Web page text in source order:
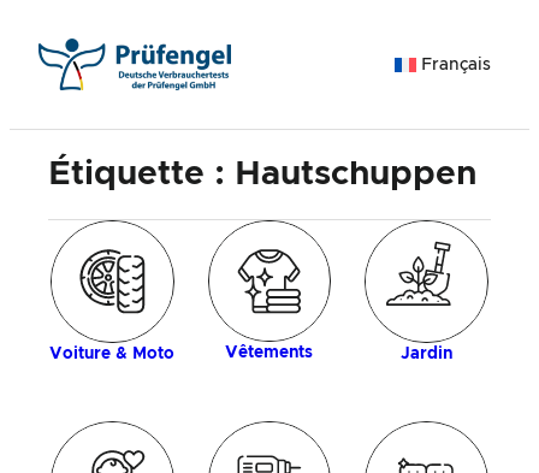
contenu
Français
Étiquette : Hautschuppen
Voiture & Moto Vêtements Jardin